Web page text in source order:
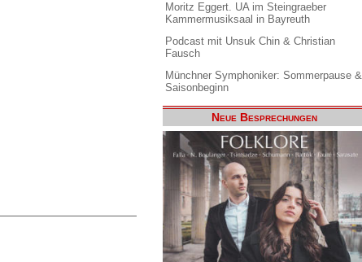
Moritz Eggert. UA im Steingraeber
Kammermusiksaal in Bayreuth
Podcast mit Unsuk Chin & Christian
Fausch
Münchner Symphoniker: Sommerpause &
Saisonbeginn
Neue Besprechungen